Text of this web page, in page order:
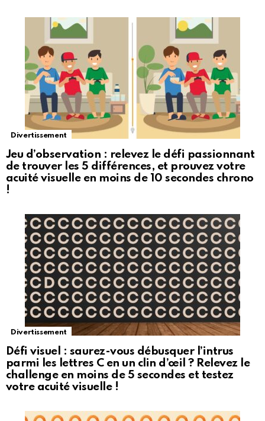
Divertissement
Jeu d’observation : relevez le défi passionnant
de trouver les 5 différences, et prouvez votre
acuité visuelle en moins de 10 secondes chrono
!
Divertissement
Défi visuel : saurez-vous débusquer l’intrus
parmi les lettres C en un clin d’œil ? Relevez le
challenge en moins de 5 secondes et testez
votre acuité visuelle !